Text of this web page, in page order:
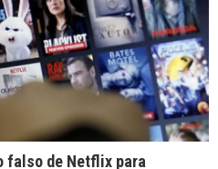
falso de Netflix para